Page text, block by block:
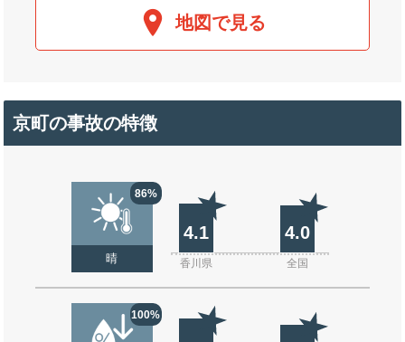
地図で見る
京町の事故の特徴
86%
晴
4.1 4.0
香川県 全国
100%